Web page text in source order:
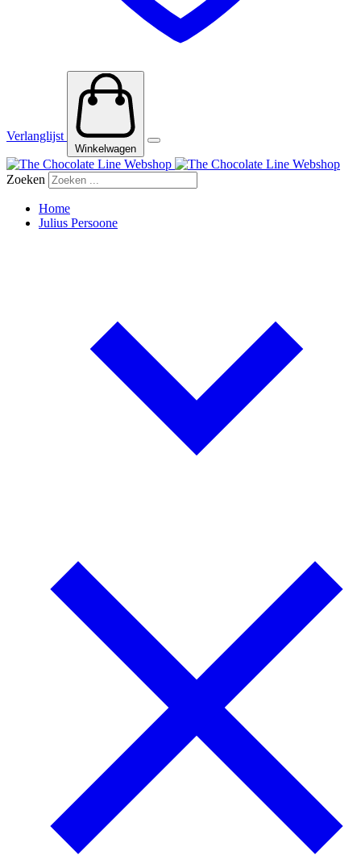
Verlanglijst
Winkelwagen
Zoeken
Home
Julius Persoone